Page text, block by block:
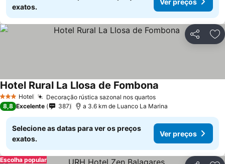
exatos.
Partilhar
3 EstrelasHotel Decoração rústica sazonal nos quartosVer preços
Hotel Rural La Llosa de Fombona
8,8 Excelente 387 a 3.6 km de Luanco La Marina
Selecione as datas para ver os preços
exatos.
Ver preços
Escolha popular